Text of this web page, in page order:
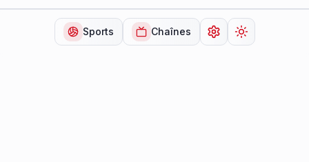
Sports Chaînes Ouvrir lesChanger de